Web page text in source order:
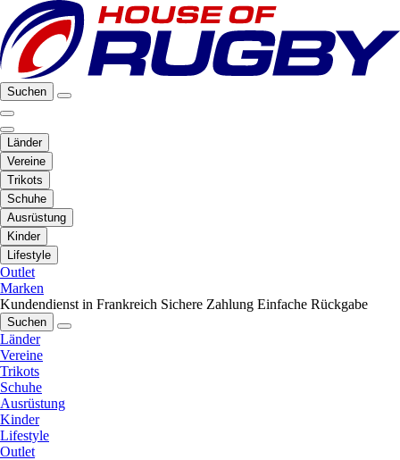
Suchen
Länder
Vereine
Trikots
Schuhe
Ausrüstung
Kinder
Lifestyle
Outlet
Marken
Kundendienst in Frankreich Sichere Zahlung Einfache Rückgabe
Suchen
Länder
Vereine
Trikots
Schuhe
Ausrüstung
Kinder
Lifestyle
Outlet